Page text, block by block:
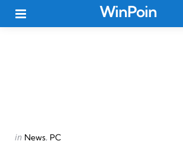
WinPoin
Categories
Posted
in News PC